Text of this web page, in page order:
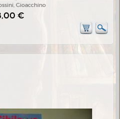
Gioacchino
€